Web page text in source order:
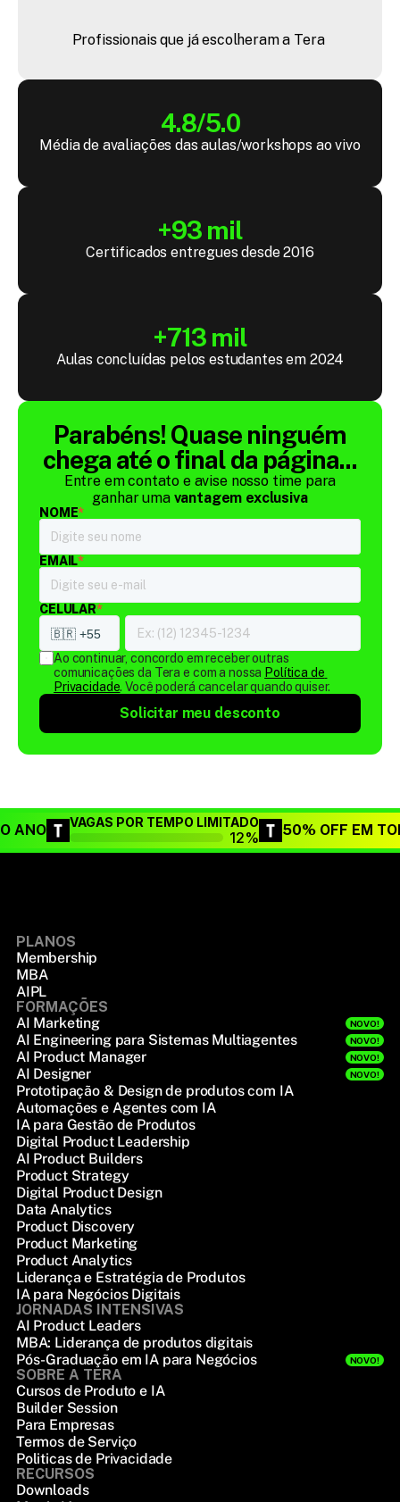
+ 4 mi
Profissionais que já escolheram a Tera
4.8/5.0
Média de avaliações das aulas/workshops ao vivo
+93 mil
Certificados entregues desde 2016
+713 mil
Aulas concluídas pelos estudantes em 2024
Parabéns! Quase ninguém
chega até o final da página...
Entre em contato e avise nosso time para
ganhar uma vantagem exclusiva
NOME*
EMAIL*
CELULAR*
Ao continuar, concordo em receber outras
comunicações da Tera e com a nossa Política de
Privacidade. Você poderá cancelar quando quiser.
Solicitar meu desconto
ANO VAGAS POR TEMPO LIMITADO
12% 50% OFF EM
PLANOS
Membership
MBA
AIPL
FORMAÇÕES
AI Marketing
NOVO!
AI Engineering para Sistemas Multiagentes NOVO!
AI Product Manager NOVO!
AI Designer NOVO!
Prototipação & Design de produtos com IA
Automações e Agentes com IA
IA para Gestão de Produtos
Digital Product Leadership
AI Product Builders
Product Strategy
Digital Product Design
Data Analytics
Product Discovery
Product Marketing
Product Analytics
Liderança e Estratégia de Produtos
IA para Negócios Digitais
JORNADAS INTENSIVAS
AI Product Leaders
MBA: Liderança de produtos digitais
Pós-Graduação em IA para Negócios
NOVO!
SOBRE A TERA
Cursos de Produto e IA
Builder Session
Para Empresas
Termos de Serviço
Politicas de Privacidade
RECURSOS
Downloads